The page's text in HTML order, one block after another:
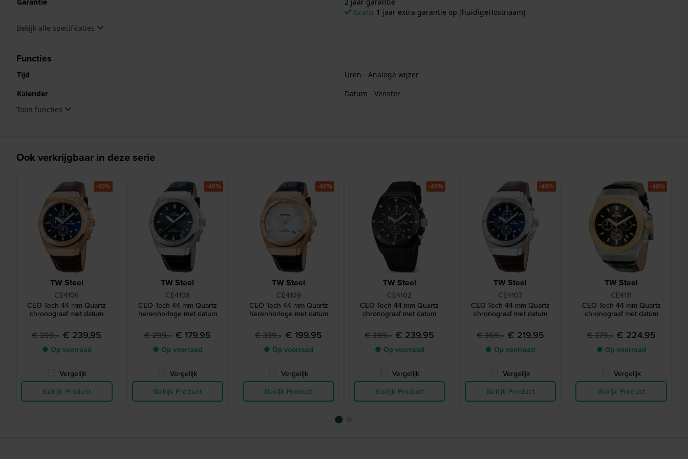
Gratis 1 jaar extra garantie op [huidigeHostnaam]
Bekijk alle specificaties
Functies
Tijd
Uren - Analoge wijzer
Kalender
Datum - Venster
Toon functies
Ook verkrijgbaar in deze serie
TW Steel
CE4106
CEO Tech 44 mm Quartz
chronograaf met datum
€ 399,- € 239,95
● Op voorraad
Vergelijk
Bekijk Product
-40%
TW Steel
CE4108
CEO Tech 44 mm Quartz
herenhorloge met datum
€ 299,- € 179,95
● Op voorraad
Vergelijk
Bekijk Product
-40%
TW Steel
CE4109
CEO Tech 44 mm Quartz
herenhorloge met datum
€ 339,- € 199,95
● Op voorraad
Vergelijk
Bekijk Product
-40%
TW Steel
CE4102
CEO Tech 44 mm Quartz
chronograaf met datum
€ 399,- € 239,95
● Op voorraad
Vergelijk
Bekijk Product
-40%
TW Steel
CE4107
CEO Tech 44 mm Quartz
chronograaf met datum
€ 369,- € 219,95
● Op voorraad
Vergelijk
Bekijk Product
-40%
TW Steel
CE4111
CEO Tech 44 mm Quartz
chronograaf met datum
€ 379,- € 224,95
● Op voorraad
Vergelijk
Bekijk Product
-40%